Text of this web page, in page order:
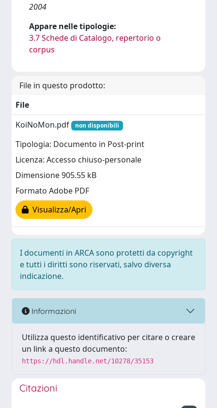
2004
Appare nelle tipologie:
3.7 Schede di Catalogo, repertorio o
corpus
File in questo prodotto:
File
KoiNoMon.pdf
non disponibili
Tipologia: Documento in Post-print
Licenza: Accesso chiuso-personale
Dimensione 905.55 kB
Formato Adobe PDF
Visualizza/Apri
I documenti in ARCA sono protetti da copyright
e tutti i diritti sono riservati, salvo diversa
indicazione.
Informazioni
Utilizza questo identificativo per citare o creare
un link a questo documento:
https://hdl.handle.net/10278/35153
Citazioni